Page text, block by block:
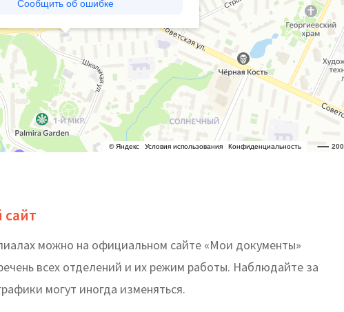
можно на официальном сайте «Мои документы»
всех отделений и их режим работы. Наблюдайте за
могут иногда изменяться.